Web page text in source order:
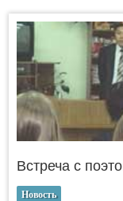
Встреча с
Новость